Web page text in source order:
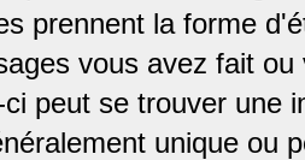
prennent la forme
vous avez fait
peut se trouver une
unique ou